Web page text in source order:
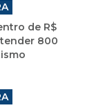
de R$
800